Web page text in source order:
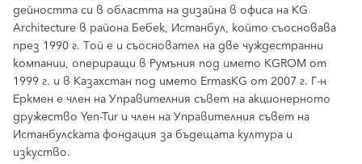
дейността си в областта на дизайна в офиса на KG
Architecture в района Бебек, Истанбул, който съосновава
през 1990 г. Той е и съосновател на две чуждестранни
компании, опериращи в Румъния под името KGROM от
1999 г. и в Казахстан под името ErmasKG от 2007 г. Г-н
Еркмен е член на Управителния съвет на акционерното
дружество Yen-Tur и член на Управителния съвет на
Истанбулската фондация за бъдещата култура и
изкуство.